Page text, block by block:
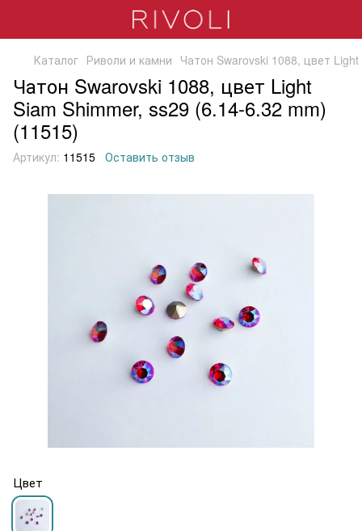
Каталог Риволи и камни Чатон Swarovski 1088, цвет
Чатон Swarovski 1088, цвет Light
Siam Shimmer, ss29 (6.14-6.32 mm)
(11515)
Артикул: 11515 Оставить отзыв
Цвет